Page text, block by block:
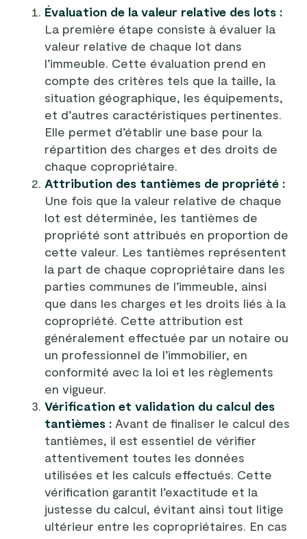
Évaluation de la valeur relative des lots :
La première étape consiste à évaluer la
valeur relative de chaque lot dans
l’immeuble. Cette évaluation prend en
compte des critères tels que la taille, la
situation géographique, les équipements,
et d’autres caractéristiques pertinentes.
Elle permet d’établir une base pour la
répartition des charges et des droits de
chaque copropriétaire.
Attribution des tantièmes de propriété :
Une fois que la valeur relative de chaque
lot est déterminée, les tantièmes de
propriété sont attribués en proportion de
cette valeur. Les tantièmes représentent
la part de chaque copropriétaire dans les
parties communes de l’immeuble, ainsi
que dans les charges et les droits liés à la
copropriété. Cette attribution est
généralement effectuée par un notaire ou
un professionnel de l’immobilier, en
conformité avec la loi et les règlements
en vigueur.
Vérification et validation du calcul des
tantièmes : Avant de finaliser le calcul des
tantièmes, il est essentiel de vérifier
attentivement toutes les données
utilisées et les calculs effectués. Cette
vérification garantit l’exactitude et la
justesse du calcul, évitant ainsi tout litige
ultérieur entre les copropriétaires. En cas